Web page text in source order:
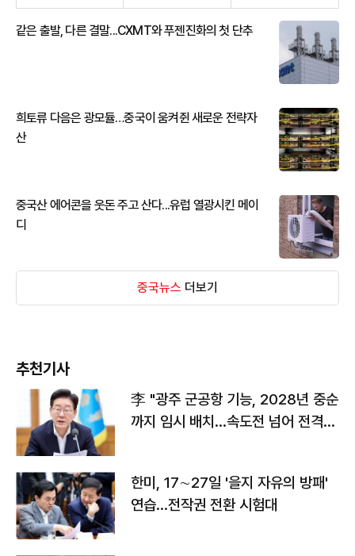
같은 출발, 다른 결말...CXMT와 푸젠진화의 첫 단추
희토류 다음은 광모듈…중국이 움켜쥔 새로운 전략자
산
중국산 에어콘을 웃돈 주고 산다...유럽 열광시킨 메이
디
중국뉴스 더보기
추천기사
李 "광주 군공항 기능, 2028년 중순
까지 임시 배치…속도전 넘어 전격
한미, 17∼27일 '을지 자유의 방패'
연습…전작권 전환 시험대